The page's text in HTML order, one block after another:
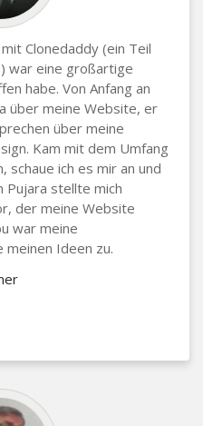
Clonedaddy (ein Teil
war eine großartige
habe. Von Anfang an
über meine Website, er
über meine
Kam mit dem Umfang
schaue ich es mir an und
Pujara stellte mich
der meine Website
war meine
Ideen zu.